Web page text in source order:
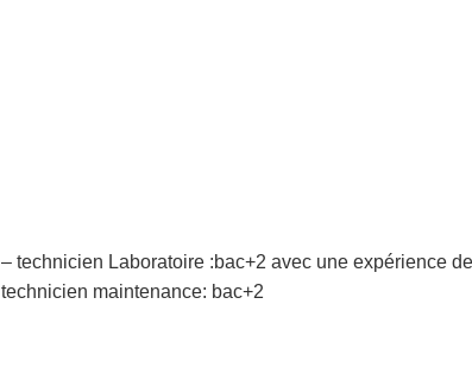
– technicien Laboratoire :bac+2 avec une expérience
technicien maintenance: bac+2